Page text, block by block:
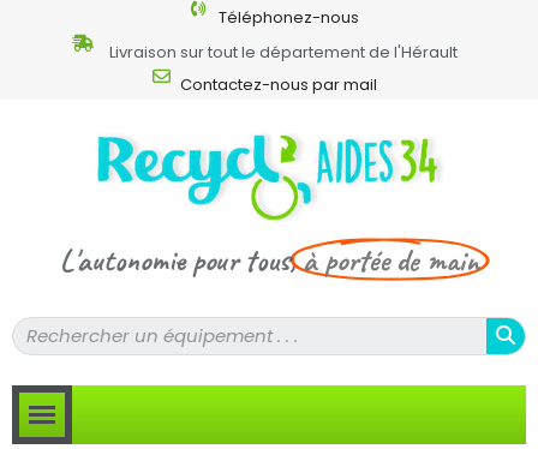
Téléphonez-nous
Livraison sur tout le département de l'Hérault
Contactez-nous par mail
L'autonomie pour tous,à portée de main